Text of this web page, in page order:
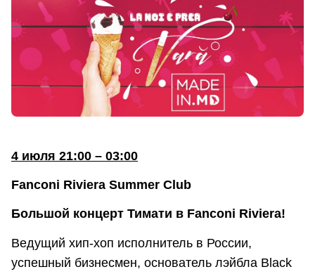
4 июля 21:00 – 03:00
Fanconi Riviera Summer Club
Большой концерт Тимати в Fanconi Riviera!
Ведущий хип-хоп исполнитель в России,
успешный бизнесмен, основатель лэйбла Black